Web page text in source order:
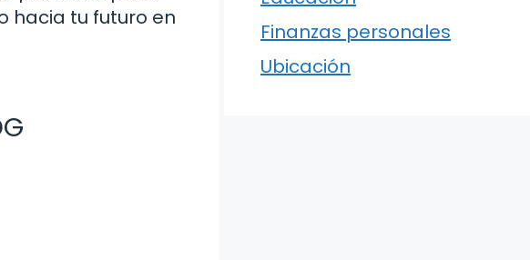
hacia tu futuro en
Finanzas personales
Ubicación